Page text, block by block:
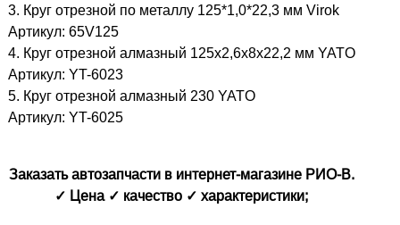
3. Круг отрезной по металлу 125*1,0*22,3 мм Virok
Артикул: 65V125
4. Круг отрезной алмазный 125x2,6x8x22,2 мм YATO
Артикул: YT-6023
5. Круг отрезной алмазный 230 YATO
Артикул: YT-6025
Заказать автозапчасти в интернет-магазине РИО-В.
✓ Цена ✓ качество ✓ характеристики;